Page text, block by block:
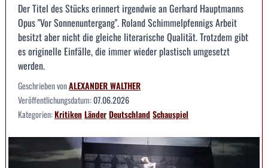
Der Titel des Stücks erinnert irgendwie an Gerhard Hauptmanns
Opus "Vor Sonnenuntergang". Roland Schimmelpfennigs Arbeit
besitzt aber nicht die gleiche literarische Qualität. Trotzdem gibt
es originelle Einfälle, die immer wieder plastisch umgesetzt
werden.
Geschrieben vonALEXANDER WALTHER
Veröffentlichungsdatum:07.06.2026
Kategorien:KritikenLänderDeutschlandSchauspiel